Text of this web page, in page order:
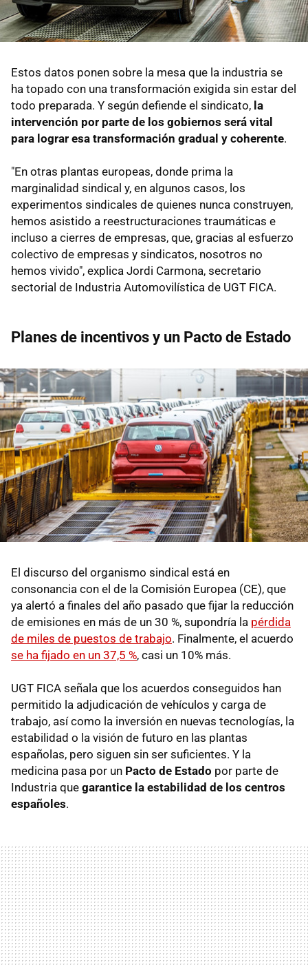
Estos datos ponen sobre la mesa que la industria se
ha topado con una transformación exigida sin estar del
todo preparada. Y según defiende el sindicato, la
intervención por parte de los gobiernos será vital
para lograr esa transformación gradual y coherente.
"En otras plantas europeas, donde prima la
marginalidad sindical y, en algunos casos, los
experimentos sindicales de quienes nunca construyen,
hemos asistido a reestructuraciones traumáticas e
incluso a cierres de empresas, que, gracias al esfuerzo
colectivo de empresas y sindicatos, nosotros no
hemos vivido", explica Jordi Carmona, secretario
sectorial de Industria Automovilística de UGT FICA.
Planes de incentivos y un Pacto de Estado
El discurso del organismo sindical está en
consonancia con el de la Comisión Europea (CE), que
ya alertó a finales del año pasado que fijar la reducción
de emisiones en más de un 30 %, supondría la pérdida
de miles de puestos de trabajo. Finalmente, el acuerdo
se ha fijado en un 37,5 %, casi un 10% más.
UGT FICA señala que los acuerdos conseguidos han
permitido la adjudicación de vehículos y carga de
trabajo, así como la inversión en nuevas tecnologías, la
estabilidad o la visión de futuro en las plantas
españolas, pero siguen sin ser suficientes. Y la
medicina pasa por un Pacto de Estado por parte de
Industria que garantice la estabilidad de los centros
españoles.